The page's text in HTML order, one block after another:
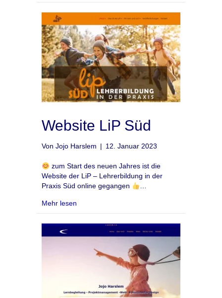
Website LiP Süd
Von Jojo Harslem | 12. Januar 2023
zum Start des neuen Jahres ist die
Website der LiP – Lehrerbildung in der
Praxis Süd online gegangen
Mehr lesen